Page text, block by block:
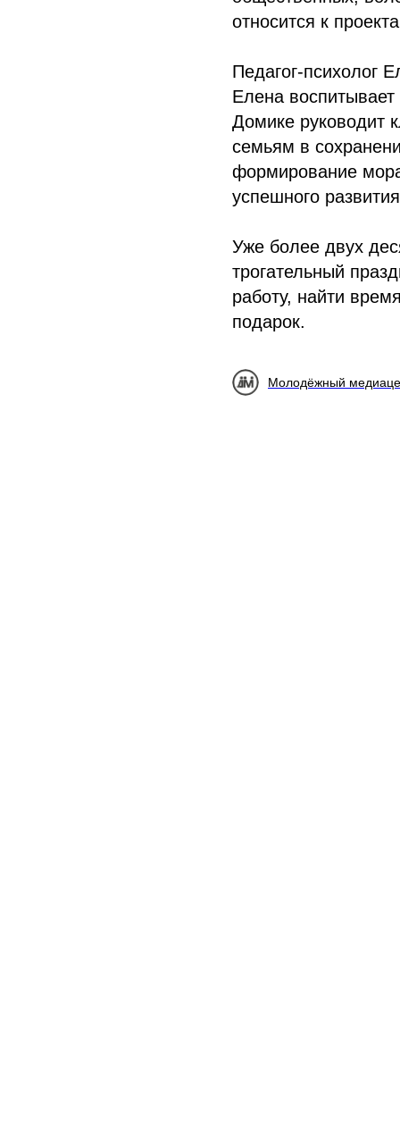
относится к
Педагог-психолог
Елена
Домике руководит
семьям в
формирование
успешного
Уже более двух
трогательный
работу, найти
подарок.
Молодёжный